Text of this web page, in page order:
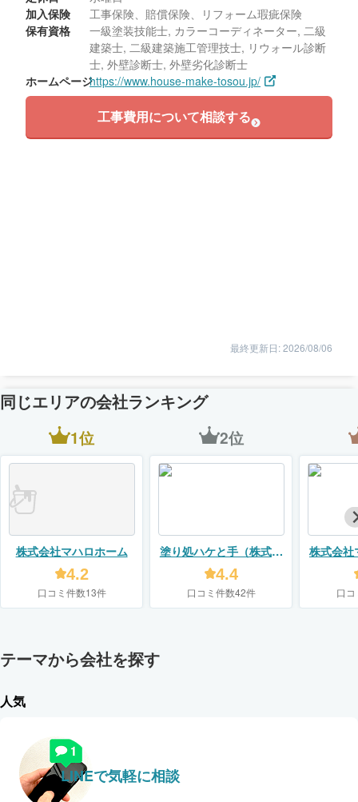
加入保険
工事保険、賠償保険、リフォーム瑕疵保険
保有資格
一級塗装技能士, カラーコーディネーター, 二級
建築士, 二級建築施工管理技士, リウォール診断
士, 外壁診断士, 外壁劣化診断士
ホームページhttps://www.house-make-tosou.jp/
工事費用について相談する
最終更新日: 2026/08/06
同じエリアの会社ランキング
1位
株式会社マハロホーム
4.2
口コミ件数13件
2位
塗り処ハケと手（株式会
社ユーモア）
4.4
口コミ件数42件
株式会社
口
テーマから会社を探す
人気
LINEで気軽に相談